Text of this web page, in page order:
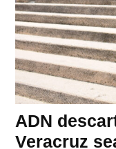
ADN
Veracruz